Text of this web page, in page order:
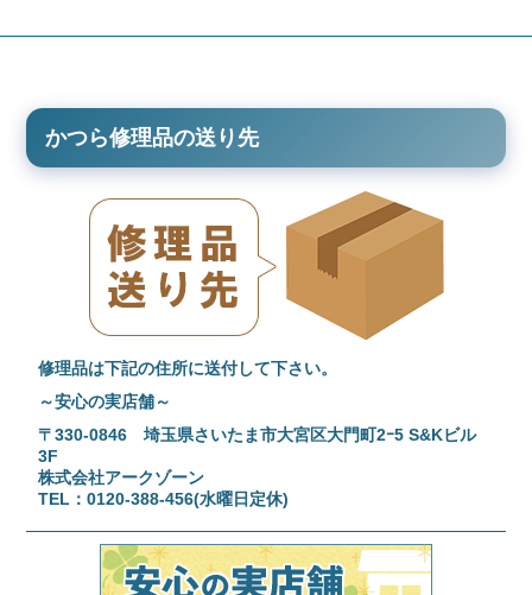
かつら修理品の送り先
修理品は下記の住所に送付して下さい。
～安心の実店舗～
〒330-0846 埼玉県さいたま市大宮区大門町2ｰ5 S&Kビル
3F
株式会社アークゾーン
TEL：0120-388-456(水曜日定休)